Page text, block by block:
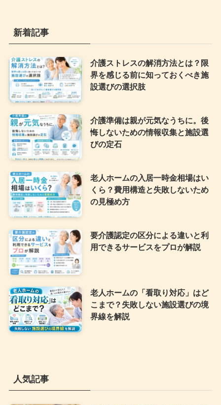
新着記事
介護ストレスの解消方法とは？限
界を感じる前に知っておくべき施
設選びの選択肢
介護準備は親が元気なうちに。後
悔しないための情報収集と施設選
びの定石
老人ホームの入居一時金相場はい
くら？費用構造と失敗しないため
の見極め方
要介護認定の区分による違いと利
用できるサービスをプロが解説
老人ホームの「看取り対応」はど
こまで？失敗しない施設選びの境
界線を解説
人気記事